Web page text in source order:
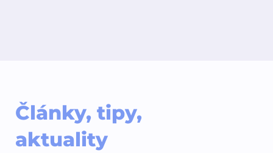
Články, tipy,
aktuality